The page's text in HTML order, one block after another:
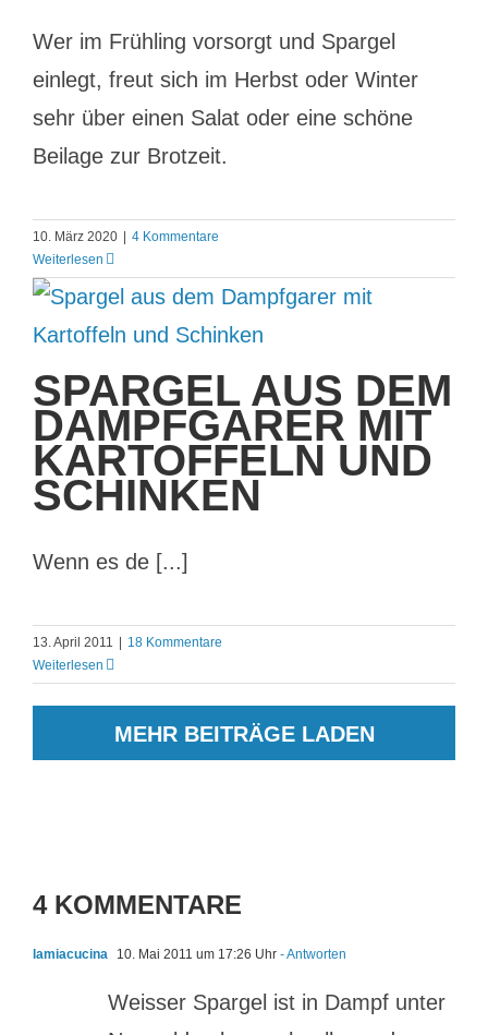
Wer im Frühling vorsorgt und Spargel
einlegt, freut sich im Herbst oder Winter
sehr über einen Salat oder eine schöne
Beilage zur Brotzeit.
10. März 2020
4 Kommentare
Weiterlesen
SPARGEL AUS DEM
DAMPFGARER MIT
KARTOFFELN UND
SCHINKEN
Wenn es de [...]
13. April 2011
18 Kommentare
Weiterlesen
MEHR BEITRÄGE LADEN
4 KOMMENTARE
lamiacucina 10. Mai 2011 um 17:26 Uhr - Antworten
Weisser Spargel ist in Dampf unter